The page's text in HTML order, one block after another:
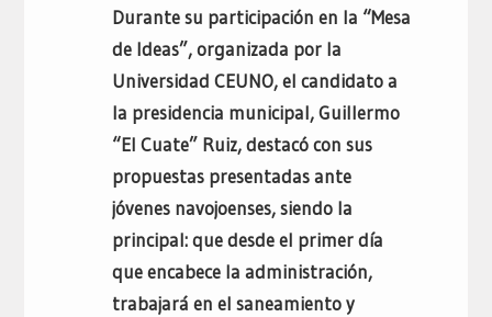
Durante su participación en la “Mesa
de Ideas”, organizada por la
Universidad CEUNO, el candidato a
la presidencia municipal, Guillermo
“El Cuate” Ruiz, destacó con sus
propuestas presentadas ante
jóvenes navojoenses, siendo la
principal: que desde el primer día
que encabece la administración,
trabajará en el saneamiento y